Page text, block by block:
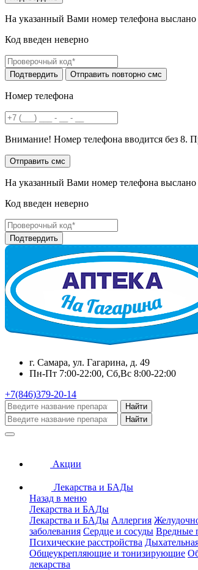
На указанный Вами номер телефона
Код введен неверно
Номер телефона
Внимание! Номер телефона вводится без 8.
На указанный Вами номер телефона
Код введен неверно
г. Самара, ул. Гагарина, д. 49
Пн-Пт 7:00-22:00, Сб,Вс 8:00-22:00
+7(846)379-20-14
Найти
Найти
Акции
Лекарства и БАДы
Назад в меню
Лекарства и БАДы
Лекарства и БАДы Аллергия
заболевания Сердце и сосуды Вредные
Психические расстройства
Общеукрепляющие и тонизирующие
лекарства